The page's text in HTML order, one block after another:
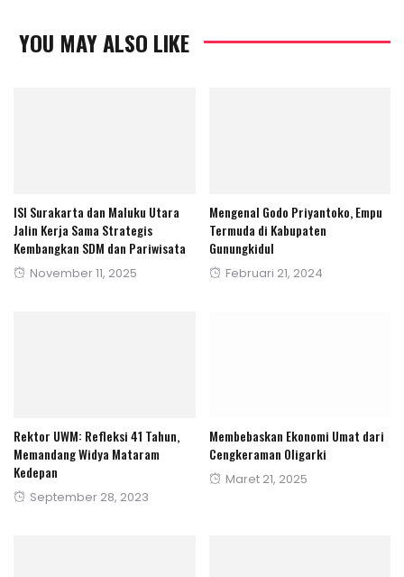
YOU MAY ALSO LIKE
ISI Surakarta dan Maluku Utara
Jalin Kerja Sama Strategis
Kembangkan SDM dan Pariwisata
Posted
November 11, 2025
Mengenal Godo Priyantoko, Empu
Termuda di Kabupaten
Gunungkidul
Posted
Februari 21, 2024
Rektor UWM: Refleksi 41 Tahun,
Memandang Widya Mataram
Kedepan
Posted
September 28, 2023
Membebaskan Ekonomi Umat dari
Cengkeraman Oligarki
Posted
Maret 21, 2025